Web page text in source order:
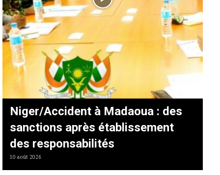
Niger/Accident à Madaoua : des
sanctions après établissement
des responsabilités
10 août 2026